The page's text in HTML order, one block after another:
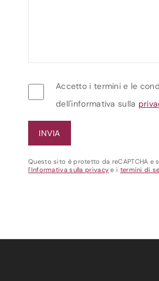
Accetto i termini e le
dell'informativa sulla
Questo sito è protetto da reCAPTCHA e
l'Informativa sulla privacy e i termini di